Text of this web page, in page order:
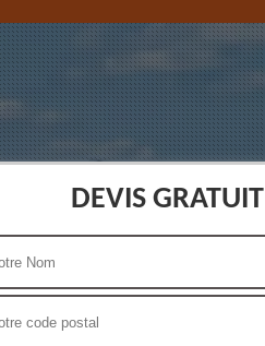
DEVIS GRATUIT